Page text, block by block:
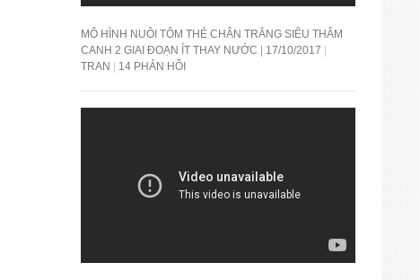
MÔ HÌNH NUÔI TÔM THẺ CHÂN TRẮNG SIÊU THÂM
CANH 2 GIAI ĐOẠN ÍT THAY NƯỚC
17/10/2017
TRAN
14 PHẢN HỒI